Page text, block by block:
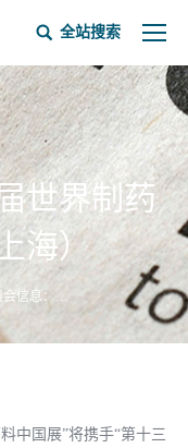
全站搜索
世界制药
海）
会信息：…
中国展”将携手“第十三